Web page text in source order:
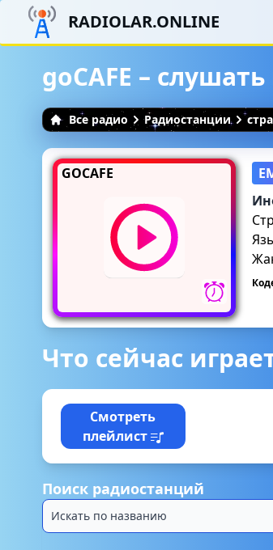
RADIOLAR.ONLINE
goCAFE –
Все радио Радиостанции
GOCAFE
Что сейчас
Смотреть
плейлист
Поиск радиостанций